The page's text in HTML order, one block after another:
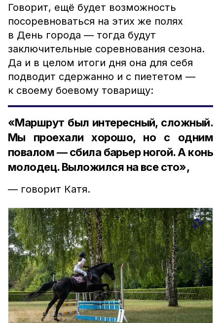
Говорит, ещё будет возможность
посоревноваться на этих же полях
в День города — тогда будут
заключительные соревнования сезона.
Да и в целом итоги дня она для себя
подводит сдержанно и с пиететом —
к своему боевому товарищу:
«Маршрут был интересный, сложный.
Мы проехали хорошо, но с одним
повалом — сбила барьер ногой. А конь
молодец. Выложился на все сто»,
— говорит Катя.